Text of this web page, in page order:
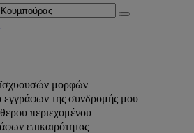
μορφών
της συνδρομής μου
περιεχομένου
επικαιρότητας